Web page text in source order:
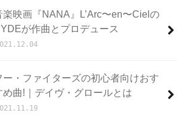
楽映画『NANA』L’Arc〜en〜Cielの
が作曲とプロデュース
ー・ファイターズの初心者向けおす
め曲!｜デイヴ・グロールとは